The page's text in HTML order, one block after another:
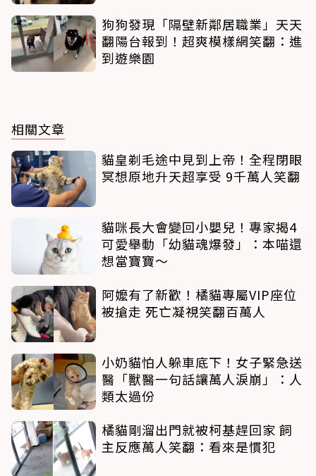
狗狗發現「隔壁新鄰居職業」天天
翻陽台報到！超爽模樣網笑翻：進
到遊樂園
相關文章
貓皇剃毛途中見到上帝！全程閉眼
冥想原地升天超享受 9千萬人笑翻
貓咪長大會變回小嬰兒！專家揭4
可愛舉動「幼貓魂爆發」：本喵還
想當寶寶～
阿嬤有了新歡！橘貓專屬VIP座位
被搶走 死亡凝視笑翻百萬人
小奶貓怕人躲車底下！女子緊急送
醫「獸醫一句話讓萬人淚崩」：人
類太過份
橘貓剛溜出門就被柯基趕回家 飼
主反應萬人笑翻：看來是慣犯